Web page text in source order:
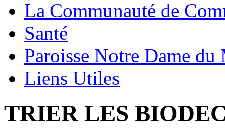
La Communauté de
Santé
Paroisse Notre Dame
Liens Utiles
TRIER LES